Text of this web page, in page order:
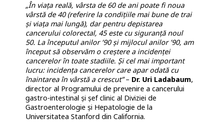
„În viața reală, vârsta de 60 de ani poate fi noua
vârstă de 40 (referire la condițiile mai bune de trai
și viața mai lungă), dar pentru depistarea
cancerului colorectal, 45 este cu siguranță noul
50. La începutul anilor ’90 și mijlocul anilor ’90, am
început să observăm o creștere a incidenței
cancerelor în toate stadiile. Și cel mai important
lucru: incidența cancerelor care apar odată cu
înaintarea în vârstă a crescut”– Dr. Uri Ladabaum,
director al Programului de prevenire a cancerului
gastro-intestinal și șef clinic al Diviziei de
Gastroenterologie și Hepatologie de la
Universitatea Stanford din California.